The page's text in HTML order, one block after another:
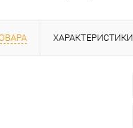
ХАРАКТЕРИСТИКИ